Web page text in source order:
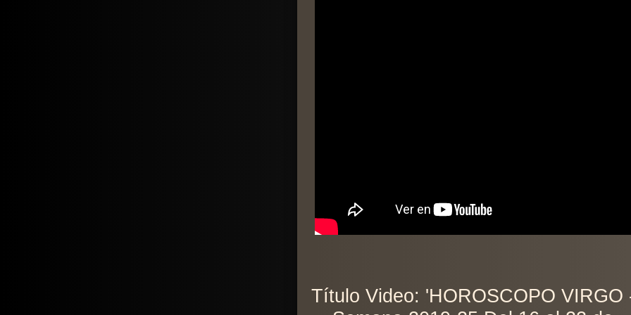
Título Video: 'HOROSCOPO VIRGO